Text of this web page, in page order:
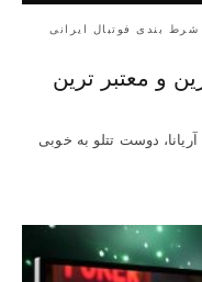
بندی فوتبال ایرانی
و معتبر ترین
دوست تتلو به خوبی